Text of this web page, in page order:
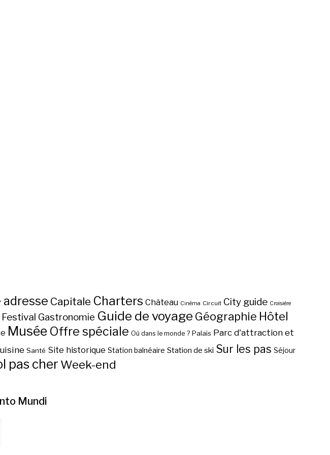
adresse Capitale Charters Château Cinéma Circuit City guide Croisière
Festival Gastronomie Guide de voyage Géographie Hôtel
Musée Offre spéciale Où dans le monde ? Palais Parc d'attraction et
Santé Site historique Station balnéaire Station de ski Sur les pas Séjour
pas cher Week-end
Mundi